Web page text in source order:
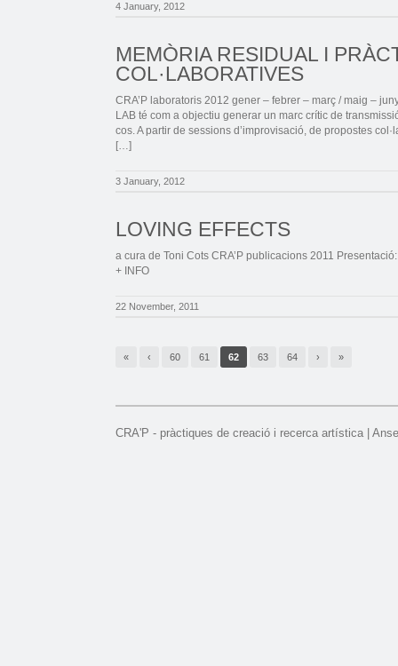
4 January, 2012
MEMÒRIA RESIDUAL I
COL·LABORATIVES
CRA’P laboratoris 2012 gener – febrer – març / maig –
LAB té com a objectiu generar un marc crític de
cos. A partir de sessions d’improvisació, de propostes
[…]
3 January, 2012
LOVING EFFECTS
a cura de Toni Cots CRA’P publicacions 2011
+ INFO
22 November, 2011
« ‹ 60 61 62 63 64 › »
CRA'P - pràctiques de creació i recerca artística |